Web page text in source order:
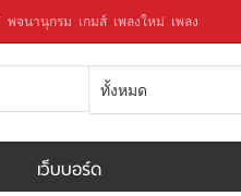
พจนานุกรม เกมส์ เพลงใหม่ เพลง
ทั้งหมด
เว็บบอร์ด